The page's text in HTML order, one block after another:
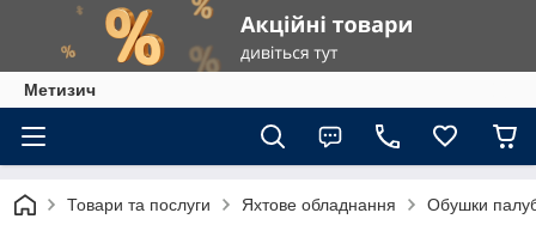
Метизич
Товари та послуги Яхтове обладнання Обушки